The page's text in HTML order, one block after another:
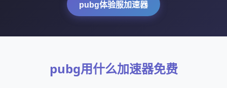
pubg体验服加速器
pubg用什么加速器免费